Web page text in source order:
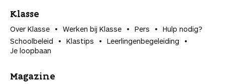
Klasse
Over Klasse Werken bij Klasse Pers
Hulp nodig?
Schoolbeleid
Klastips
Leerlingen­begeleiding
Je loopbaan
Magazine